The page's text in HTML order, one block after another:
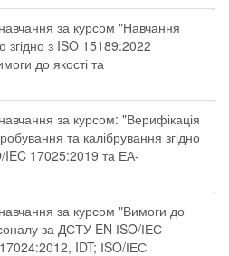
за курсом "Навчання
згідно з ISO 15189:2022
до якості та
за курсом: "Верифікація
та калібрування згідно
17025:2019 та ЕА-
за курсом "Вимоги до
за ДСТУ EN ІSO/ІЕС
IDT; ІSO/ІЕС